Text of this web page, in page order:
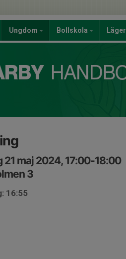
Ungdom Bollskola Läger
21 maj 2024, 17:00-18:00
3
16:55